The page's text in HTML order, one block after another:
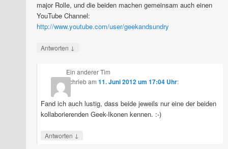
major Rolle, und die beiden machen gemeinsam auch einen
YouTube Channel:
http://www.youtube.com/user/geekandsundry
Antworten ↓
Ein anderer Tim
schriebam 11. Juni 2012 um 17:04 Uhr:
Fand ich auch lustig, dass beide jeweils nur eine der beiden
kollaborierenden Geek-Ikonen kennen. :-)
Antworten ↓